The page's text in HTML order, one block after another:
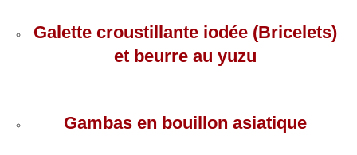
Galette croustillante iodée (Bricelets)
et beurre au yuzu
Gambas en bouillon asiatique